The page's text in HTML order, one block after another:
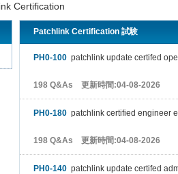
Certification
Patchlink Certification 試験
PH0-100 patchlink update certifed
198 Q&As 更新時間:04-08-2026
PH0-180 patchlink certified engineer
198 Q&As 更新時間:04-08-2026
PH0-140 patchlink update certifed